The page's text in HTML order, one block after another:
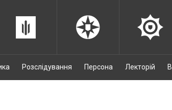
Розслідування Персона Лекторій